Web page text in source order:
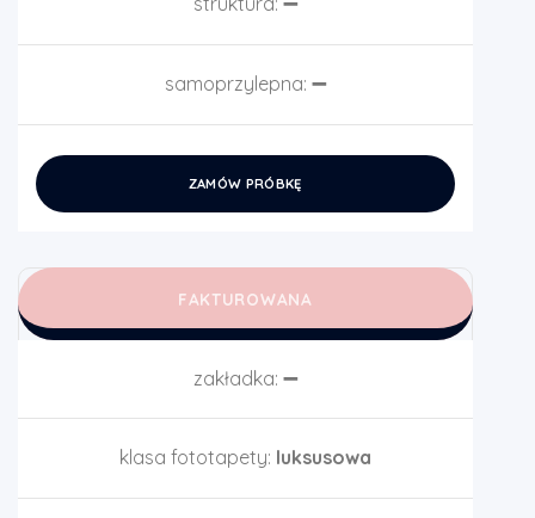
samoprzylepna: ➖
ZAMÓW PRÓBKĘ
FAKTUROWANA
zakładka: ➖
klasa fototapety: luksusowa